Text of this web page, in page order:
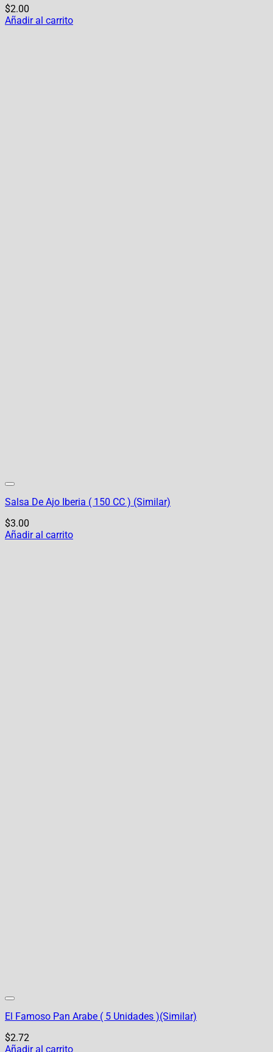
$2.00
Añadir al carrito
Salsa De Ajo Iberia ( 150 CC ) (Similar)
$3.00
Añadir al carrito
El Famoso Pan Arabe ( 5 Unidades )(Similar)
$2.72
Añadir al carrito